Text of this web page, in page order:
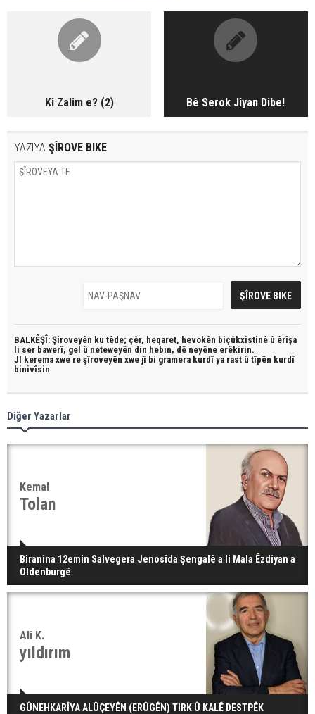
Kî Zalim e? (2) Bê Serok Jîyan Dibe!
YAZIYA ŞÎROVE BIKE
BALKÊŞÎ: Şîroveyên ku têde; çêr, heqaret, hevokên biçûkxistinê û êrîşa
li ser bawerî, gel û neteweyên din hebin, dê neyêne erêkirin.
JI kerema xwe re şîroveyên xwe jî bi gramera kurdî ya rast û tîpên kurdî
binivîsin
Diğer Yazarlar
Kemal
Tolan
Bîranîna 12emîn Salvegera Jenosîda Şengalê a li Mala Êzdiyan a
Oldenburgê
Ali K.
yıldırım
GÛNEHKARÎYA ALÛÇEYÊN (ERÛGÊN) TIRK Û KALÊ DESTPÊK